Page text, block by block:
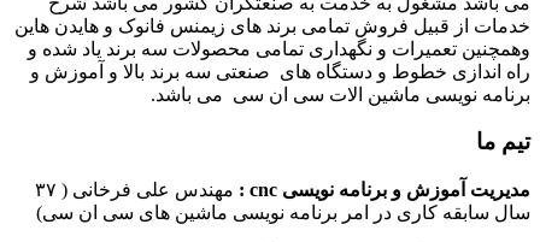
خدمات از قبیل فروش تمامی برند های زیمنس فانوک و هایدن هاین
وهمچنین تعمیرات و نگهداری تمامی محصولات سه برند یاد شده و
راه اندازی خطوط و دستگاه های صنعتی سه برند بالا و آموزش و
برنامه نویسی ماشین الات سی ان سی می باشد.
تیم ما
مدیریت آموزش و برنامه نویسی cnc :
مهندس علی فرخانی ( ۳۷
سال سابقه کاری در امر برنامه نویسی ماشین های سی ان سی)